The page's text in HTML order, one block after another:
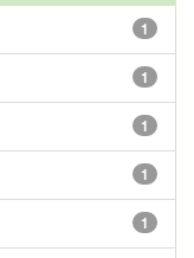
1
1
1
1
1